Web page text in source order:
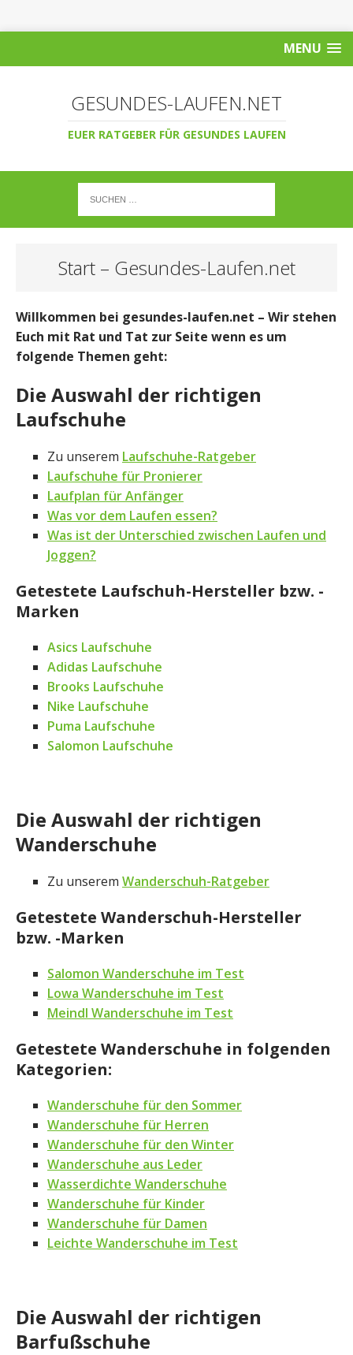
MENU
GESUNDES-LAUFEN.NET
EUER RATGEBER FÜR GESUNDES LAUFEN
Start – Gesundes-Laufen.net
Willkommen bei gesundes-laufen.net – Wir stehen
Euch mit Rat und Tat zur Seite wenn es um
folgende Themen geht:
Die Auswahl der richtigen
Laufschuhe
Zu unserem Laufschuhe-Ratgeber
Laufschuhe für Pronierer
Laufplan für Anfänger
Was vor dem Laufen essen?
Was ist der Unterschied zwischen Laufen und
Joggen?
Getestete Laufschuh-Hersteller bzw. -
Marken
Asics Laufschuhe
Adidas Laufschuhe
Brooks Laufschuhe
Nike Laufschuhe
Puma Laufschuhe
Salomon Laufschuhe
Die Auswahl der richtigen
Wanderschuhe
Zu unserem Wanderschuh-Ratgeber
Getestete Wanderschuh-Hersteller
bzw. -Marken
Salomon Wanderschuhe im Test
Lowa Wanderschuhe im Test
Meindl Wanderschuhe im Test
Getestete Wanderschuhe in folgenden
Kategorien:
Wanderschuhe für den Sommer
Wanderschuhe für Herren
Wanderschuhe für den Winter
Wanderschuhe aus Leder
Wasserdichte Wanderschuhe
Wanderschuhe für Kinder
Wanderschuhe für Damen
Leichte Wanderschuhe im Test
Die Auswahl der richtigen
Barfußschuhe